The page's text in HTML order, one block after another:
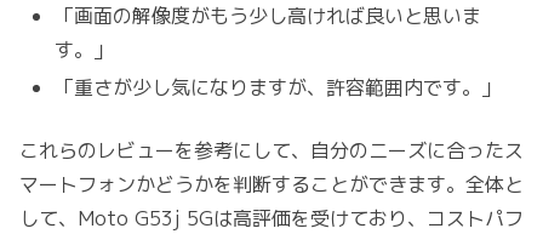
「画面の解像度がもう少し高ければ良いと思いま
す。」
「重さが少し気になりますが、許容範囲内です。」
これらのレビューを参考にして、自分のニーズに合ったス
マートフォンかどうかを判断することができます。全体と
して、Moto G53j 5Gは高評価を受けており、コストパフ